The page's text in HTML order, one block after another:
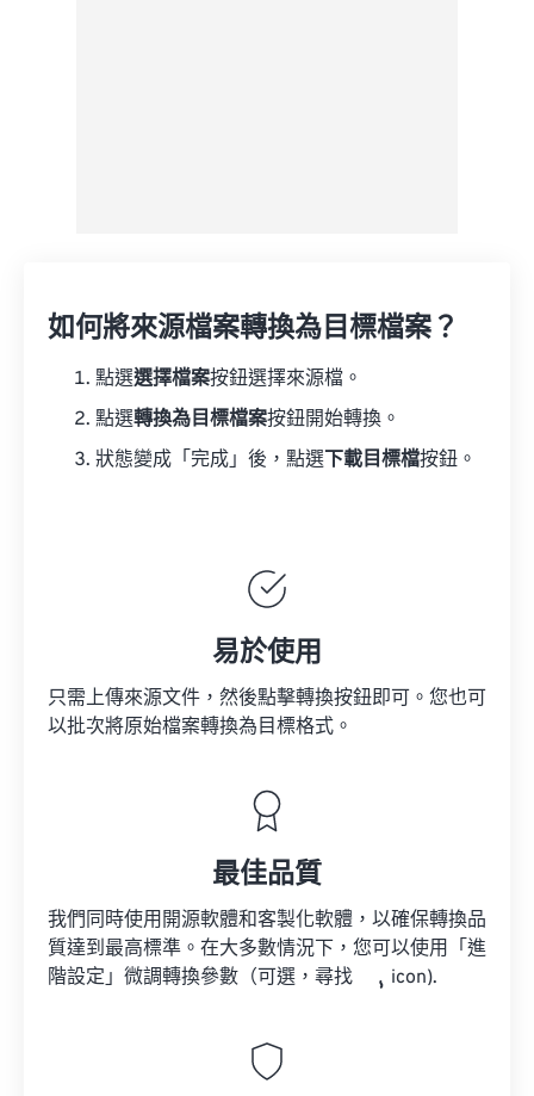
如何將來源檔案轉換為目標檔案？
點選選擇檔案按鈕選擇來源檔。
點選轉換為目標檔案按鈕開始轉換。
狀態變成「完成」後，點選 下載目標檔按鈕。
易於使用
只需上傳來源文件，然後點擊轉換按鈕即可。您也可
以批次將原始檔案轉換為目標格式。
最佳品質
我們同時使用開源軟體和客製化軟體，以確保轉換品
質達到最高標準。在大多數情況下，您可以使用「進
階設定」微調轉換參數（可選，尋找
icon).